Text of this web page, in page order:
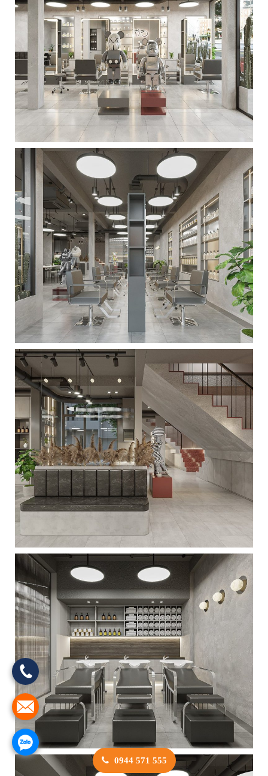
0944 571 555